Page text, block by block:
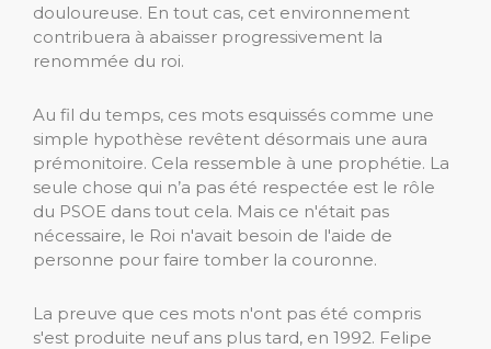
douloureuse. En tout cas, cet environnement
contribuera à abaisser progressivement la
renommée du roi.
Au fil du temps, ces mots esquissés comme une
simple hypothèse revêtent désormais une aura
prémonitoire. Cela ressemble à une prophétie. La
seule chose qui n’a pas été respectée est le rôle
du PSOE dans tout cela. Mais ce n'était pas
nécessaire, le Roi n'avait besoin de l'aide de
personne pour faire tomber la couronne.
La preuve que ces mots n'ont pas été compris
s'est produite neuf ans plus tard, en 1992. Felipe